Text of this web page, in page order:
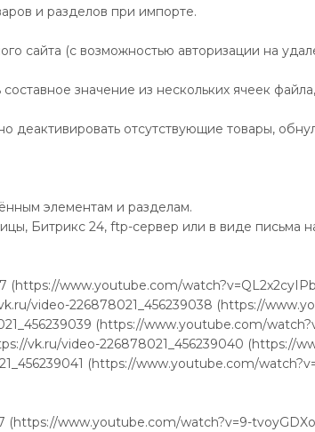
и разделов при импорте.
сайта (с возможностью авторизации на
значение из нескольких ячеек
отсутствующие товары,
элементам и разделам.
Битрикс 24, ftp-сервер или в виде письма
(https://www.youtube.com/
video-226878021_456239038 (https://
(https://www.youtube.com/
vk.ru/video-226878021_456239040 (https://
(https://www.youtube.com/
(https://www.youtube.com/watch?v=9-